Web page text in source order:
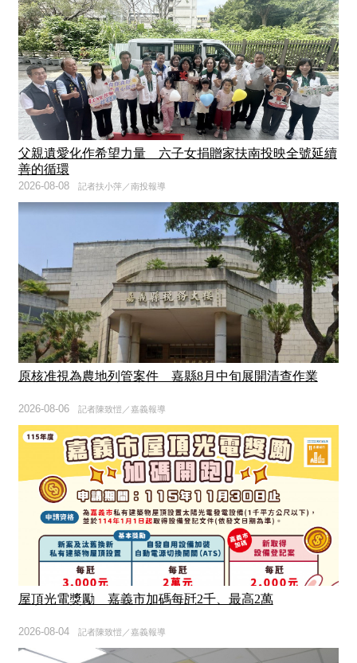
父親遺愛化作希望力量 六子女捐贈家扶南投映全號延續
善的循環
記者扶小萍／南投報導
2026-08-08
原核准視為農地列管案件 嘉縣8月中旬展開清查作業
記者陳致愷／嘉義報導
2026-08-06
屋頂光電獎勵 嘉義市加碼每瓩2千、最高2萬
記者陳致愷／嘉義報導
2026-08-04